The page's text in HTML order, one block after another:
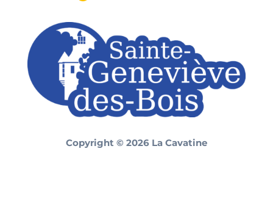
Copyright © 2026 La Cavatine